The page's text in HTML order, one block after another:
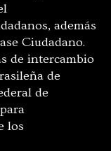
además
Ciudadano.
de intercambio
de
de
los